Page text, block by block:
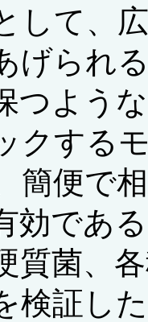
して、
げられ
つよう
クする
簡便で
効であ
質菌、
検証し